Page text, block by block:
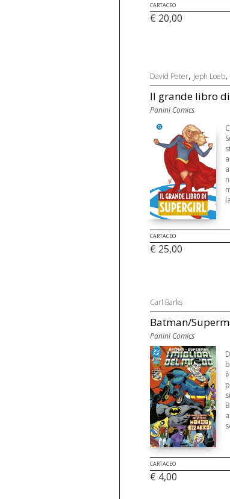
CARTACEO
€ 20,00
David Peter, Jeph Loeb,
Il grande libro
Panini Comics
CARTACEO
€ 25,00
Carl Barks
Batman/
Panini Comics
CARTACEO
€ 4,00